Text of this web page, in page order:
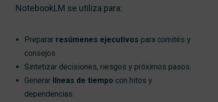
NotebookLM se utiliza para:
Preparar resúmenes ejecutivos para comités y
consejos.
Sintetizar decisiones, riesgos y próximos pasos.
Generar líneas de tiempo con hitos y
dependencias.